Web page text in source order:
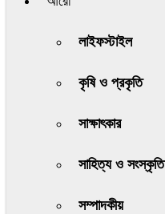
লাইফস্টাইল
কৃষি ও প্রকৃতি
সাক্ষাৎকার
সাহিত্য ও সংস্কৃতি
সম্পাদকীয়